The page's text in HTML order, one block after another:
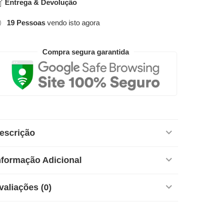
Entrega & Devolução
19 Pessoas vendo isto agora
Compra segura garantida
Adicional
(0)